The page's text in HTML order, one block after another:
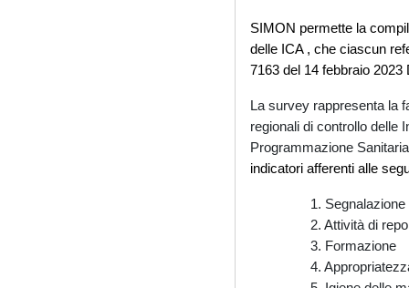
SIMON permette la
delle ICA , che ciascun
7163 del 14 febbraio
La survey rappresenta la
regionali di controllo delle
Programmazione
indicatori afferenti alle
1.
2. Attività di
3. Formazione
4.